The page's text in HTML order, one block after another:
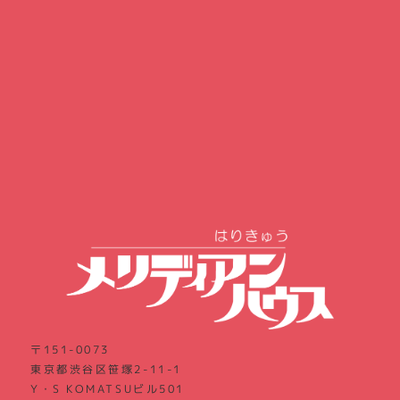
〒151-0073
東京都渋谷区笹塚2-11-1
Y・S KOMATSUビル501